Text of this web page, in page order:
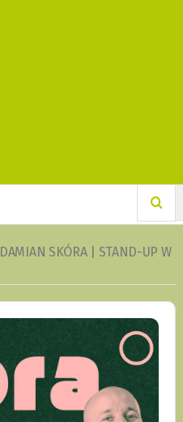
DAMIAN SKÓRA | STAND-UP W